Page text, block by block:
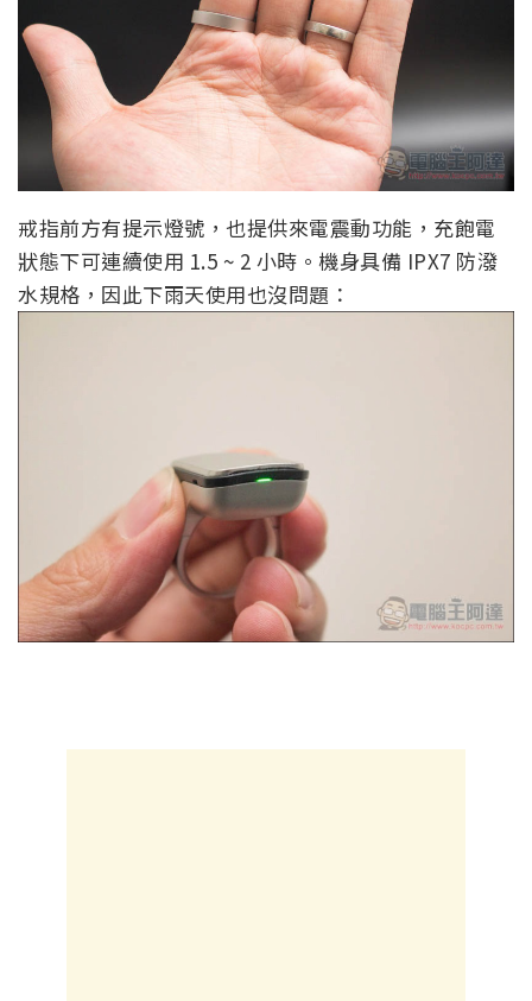
戒指前方有提示燈號，也提供來電震動功能，充飽電
狀態下可連續使用 1.5 ~ 2 小時。機身具備 IPX7 防潑
水規格，因此下雨天使用也沒問題：